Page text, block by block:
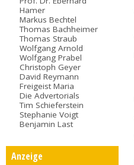
Hamer
Markus Bechtel
Thomas Bachheimer
Thomas Straub
Wolfgang Arnold
Wolfgang Prabel
Christoph Geyer
David Reymann
Freigeist Maria
Die Advertorials
Tim Schieferstein
Stephanie Voigt
Benjamin Last
Anzeige